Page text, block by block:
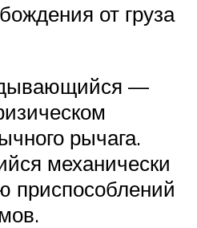
от груза
—
рычага.
механически